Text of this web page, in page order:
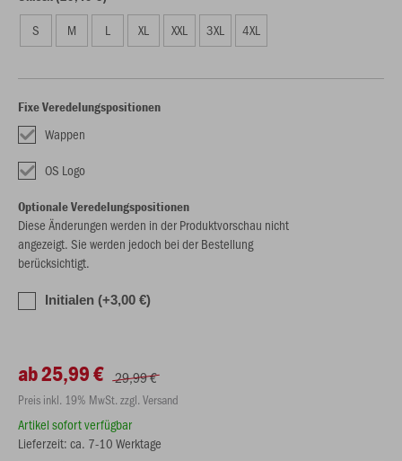
S M L XL XXL 3XL 4XL
Fixe Veredelungspositionen
Wappen
OS Logo
Optionale Veredelungspositionen
Diese Änderungen werden in der Produktvorschau nicht
angezeigt. Sie werden jedoch bei der Bestellung
berücksichtigt.
Initialen (+3,00 €)
ab 25,99 € 29,99 €
Preis inkl. 19% MwSt. zzgl. Versand
Artikel sofort verfügbar
Lieferzeit: ca. 7-10 Werktage